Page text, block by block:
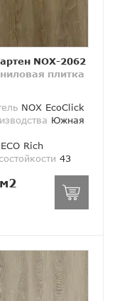
NOX-2062
плитка
NOX EcoClick
Южная
ECO Rich
43